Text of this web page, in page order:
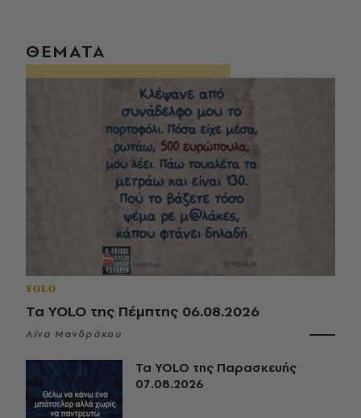
ΘΕΜΑΤΑ
YOLO
Τα YOLO της Πέμπτης 06.08.2026
Λίνα Μανδράκου
Τα YOLO της Παρασκευής
07.08.2026